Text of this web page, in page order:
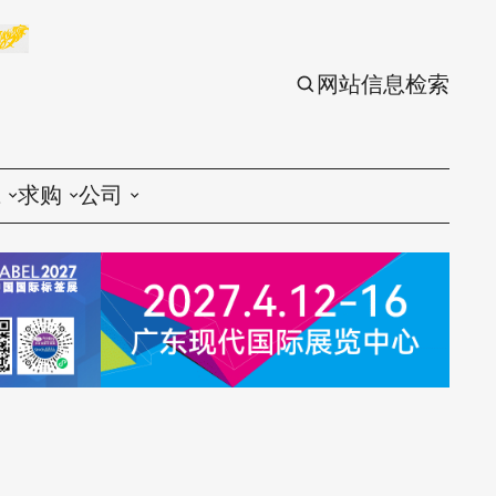
网站信息检索
备
料
求购
印刷
包装
丝印
公司
印刷
包装
丝印